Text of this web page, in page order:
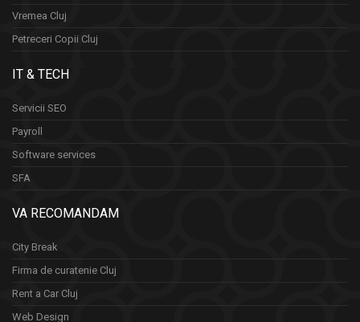
Vremea Cluj
Petreceri Copii Cluj
IT & TECH
Servicii SEO
Payroll
Software services
SFA
VA RECOMANDAM
City Break
Firma de curatenie Cluj
Rent a Car Cluj
Web Design